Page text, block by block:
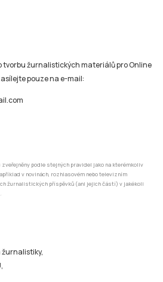
tvorbu žurnalistických materiálů pro Online
pouze na e-mail:
podle stejných pravidel jako na kterémkoliv
v novinách, rozhlasovém nebo televizním
žurnalistických příspěvků (ani jejich částí) v jakékoli